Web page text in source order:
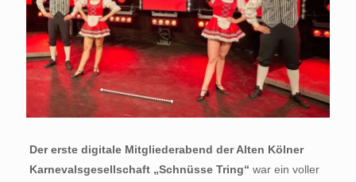
Der erste digitale Mitgliederabend der Alten Kölner
Karnevalsgesellschaft „Schnüsse Tring“ war ein voller